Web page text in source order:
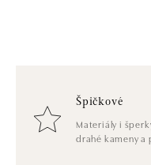
Špičkové
Materiály i
drahé kameny a